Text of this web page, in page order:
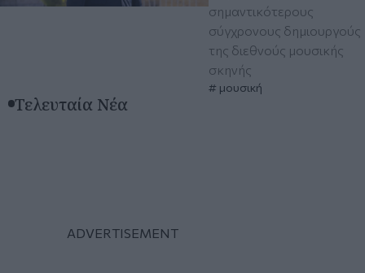
σημαντικότερους
σύγχρονους δημιουργούς
της διεθνούς μουσικής
σκηνής
μουσική
Τελευταία Νέα